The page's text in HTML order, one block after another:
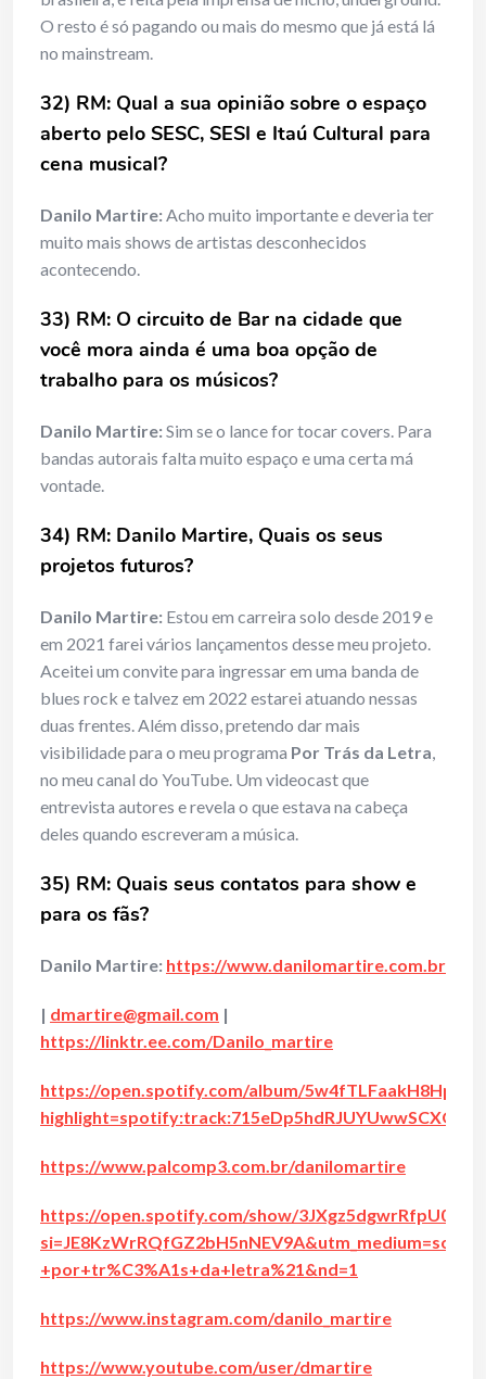
O resto é só pagando ou mais do mesmo que já está lá
no mainstream.
32) RM: Qual a sua opinião sobre o espaço
aberto pelo SESC, SESI e Itaú Cultural para
cena musical?
Danilo Martire:Acho muito importante e deveria ter
muito mais shows de artistas desconhecidos
acontecendo.
33) RM: O circuito de Bar na cidade que
você mora ainda é uma boa opção de
trabalho para os músicos?
Danilo Martire:Sim se o lance for tocar covers. Para
bandas autorais falta muito espaço e uma certa má
vontade.
34) RM: Danilo Martire, Quais os seus
projetos futuros?
Danilo Martire: Estou em carreira solo desde 2019 e
em 2021 farei vários lançamentos desse meu projeto.
Aceitei um convite para ingressar em uma banda de
blues rock e talvez em 2022 estarei atuando nessas
duas frentes. Além disso, pretendo dar mais
visibilidade para o meu programa Por Trás da Letra,
no meu canal do YouTube. Um videocast que
entrevista autores e revela o que estava na cabeça
deles quando escreveram a música.
35) RM: Quais seus contatos para show e
para os fãs?
Danilo Martire: https://www.danilomartire.com.br
| dmartire@gmail.com |
https://linktr.ee.com/Danilo_martire
https://open.spotify.com/album/
highlight=spotify:track:715eDp5hdRJUYUwwSCXO6q
https://www.palcomp3.com.br/danilomartire
https://open.spotify.com/show/
+por+tr%C3%A1s+da+letra%21&nd=1
https://www.instagram.com/danilo_martire
https://www.youtube.com/user/dmartire